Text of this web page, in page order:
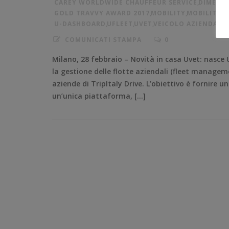
Milano, 28 febbraio – Novità in casa Uvet:
la gestione delle flotte aziendali (fleet
aziende di TripItaly Drive. L’obiettivo è fornire
un’unica piattaforma, […]